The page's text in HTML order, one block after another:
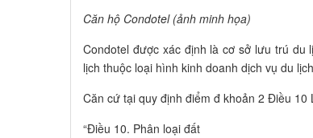
Căn hộ Condotel (ảnh minh họa)
Condotel được xác định là cơ sở lưu trú
lịch thuộc loại hình kinh doanh dịch vụ du
Căn cứ tại quy định điểm đ khoản 2 Điều 10
“Điều 10. Phân loại đất